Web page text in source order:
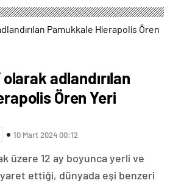
olarak adlandırılan
Ören Yeri
10 Mart 2024 00:12
üzere 12 ay boyunca yerli ve
ettiği, dünyada eşi benzeri